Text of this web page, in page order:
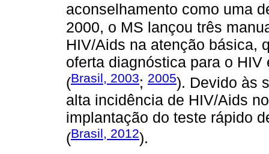
aconselhamento como uma
2000, o MS lançou três
HIV/Aids na atenção básica,
oferta diagnóstica para o
(Brasil, 2003; 2005). Devido às
alta incidência de HIV/Aids
implantação do teste rápido
(Brasil, 2012).